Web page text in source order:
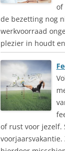
of
de bezetting nog
werkvoorraad
plezier in houdt
of rust voor jezelf.